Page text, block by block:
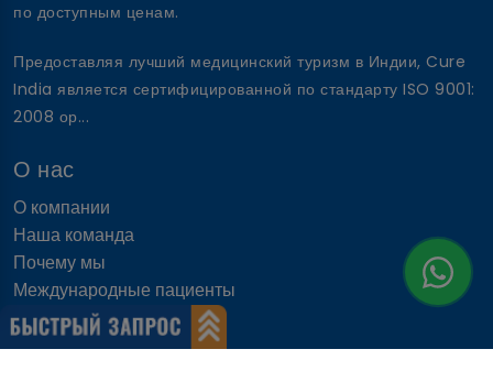
по доступным ценам.
Предоставляя лучший медицинский туризм в Индии, Cure
India является сертифицированной по стандарту ISO 9001:
2008 ор...
О нас
О компании
Наша команда
Почему мы
Международные пациенты
Почему Индия
Быстрые ссылки